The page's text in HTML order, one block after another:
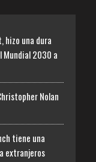
hizo una dura
2030 a
Nolan
tiene una
extranjeros